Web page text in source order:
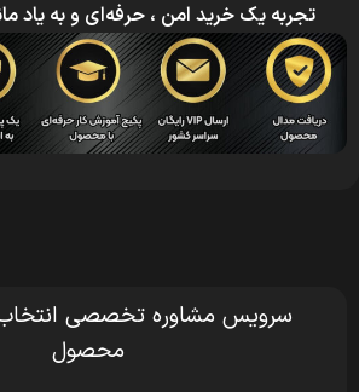
تجربه یک خرید امن ، حرفه‌ای و به یاد
سرویس مشاوره تخصصی
محصول